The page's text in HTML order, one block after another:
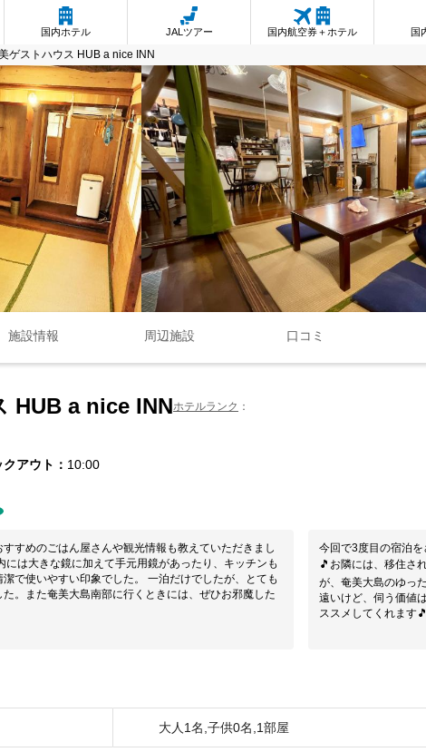
国内ホテル JALツアー 国内航空券＋ホテル 国
ゲストハウス HUB a nice INN
施設情報 周辺施設 口コミ
HUB a nice INNホテルランク
アウト 10:00
すめのごはん屋さんや観光情報も教えていただきまし
象でした。 一泊だけでしたが、とても
。また奄美大島南部に行くときには、ぜひお邪魔した
今回で3度目の宿泊
🎵お隣には、移住さ
が、奄美大島のゆっ
遠いけど、伺う価値
ススメしてくれます
大人1名,子供0名,1部屋